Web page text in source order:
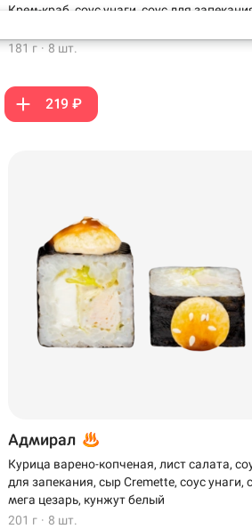
Крем-краб, соус унаги, соус для
181 г · 8 шт.
219 ₽
Адмирал
Курица варено-копченая, лист салата,
для запекания, сыр Cremette, соус унаги,
мега цезарь, кунжут белый
201 г · 8 шт.
299 ₽